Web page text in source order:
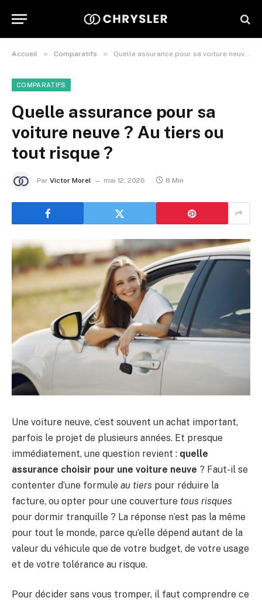
Accueil » Comparatifs » Quelle assurance pour sa voiture neuve ? Au tiers ou tout risque ?
COMPARATIFS
Quelle assurance pour sa
voiture neuve ? Au tiers ou
tout risque ?
Par Victor Morel mai 12, 2026 8 Min
Une voiture neuve, c’est souvent un achat important,
parfois le projet de plusieurs années. Et presque
immédiatement, une question revient : quelle
assurance choisir pour une voiture neuve ? Faut-il se
contenter d’une formule au tiers pour réduire la
facture, ou opter pour une couverture tous risques
pour dormir tranquille ? La réponse n’est pas la même
pour tout le monde, parce qu’elle dépend autant de la
valeur du véhicule que de votre budget, de votre usage
et de votre tolérance au risque.
Pour décider sans vous tromper, il faut comprendre ce